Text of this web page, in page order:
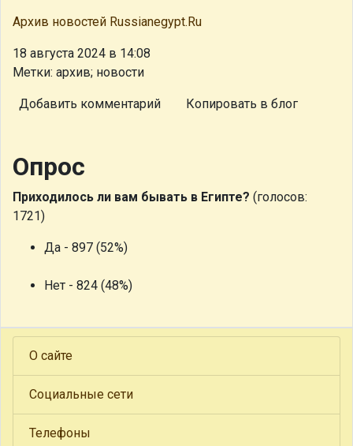
Архив новостей Russianegypt.Ru
18 августа 2024 в 14:08
Метки: архив; новости
Добавить комментарий Копировать в блог
Опрос
Приходилось ли вам бывать в Египте? (голосов:
1721)
Да - 897 (52%)
Нет - 824 (48%)
О сайте
Социальные сети
Телефоны